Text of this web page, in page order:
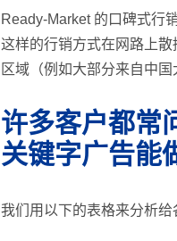
Ready-Market 的口碑式行
这样的行销方式在网路上
区域（例如大部分来自中国
许多客户都常
关键字广告能
我们用以下的表格来分析给